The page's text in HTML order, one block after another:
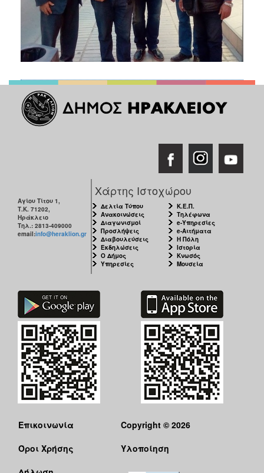
Αγίου Τίτου 1,
Τ.Κ. 71202,
Ηράκλειο
Τηλ.: 2813-409000
email:info@heraklion.gr
Χάρτης Ιστοχώρου
Δελτία Τύπου
Ανακοινώσεις
Διαγωνισμοί
Προσλήψεις
Διαβουλεύσεις
Εκδηλώσεις
Ο Δήμος
Υπηρεσίες
Κ.Ε.Π.
Τηλέφωνα
e-Υπηρεσίες
e-Αιτήματα
Η Πόλη
Ιστορία
Κνωσός
Μουσεία
Επικοινωνία
Όροι Χρήσης
Copyright © 2026
Υλοποίηση